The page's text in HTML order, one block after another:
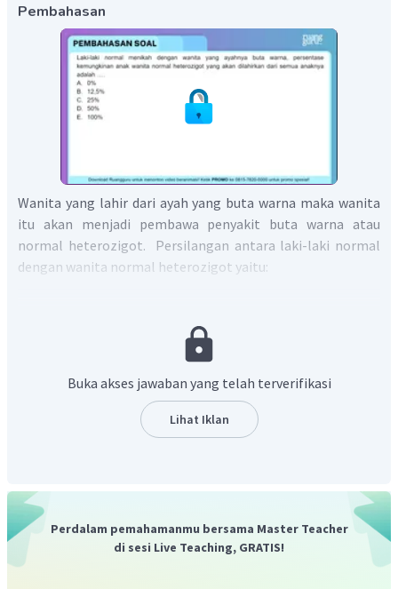
Pembahasan
Wanita yang lahir dari ayah yang buta warna maka wanita
itu akan menjadi pembawa penyakit buta warna atau
normal heterozigot. Persilangan antara laki-laki normal
dengan wanita normal heterozigot yaitu:
Dari hasil tersebut anak wanita normal heterozigot
terdapat satu orang dengan genotip X
. jadi
x 100% =
Oleh karena itu, pilihan jawaban yang benar adalah C.
Buka akses jawaban yang telah terverifikasi
Lihat Iklan
Perdalam pemahamanmu bersama Master Teacher
di sesi Live Teaching, GRATIS!